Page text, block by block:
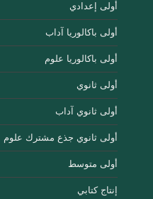
أولى إعدادي
أولى باكالوريا آداب
أولى باكالوريا علوم
أولى ثانوي
أولى ثانوي آداب
أولى ثانوي جذع مشترك علوم
أولى متوسط
إنتاج كتابي